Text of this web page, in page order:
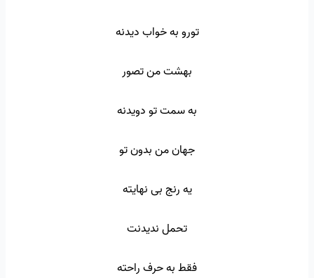
تورو به خواب دیدنه
بهشت من تصور
به سمت تو دویدنه
جهان من بدون تو
یه رنج بی نهایته
تحمل ندیدنت
فقط به حرف راحته